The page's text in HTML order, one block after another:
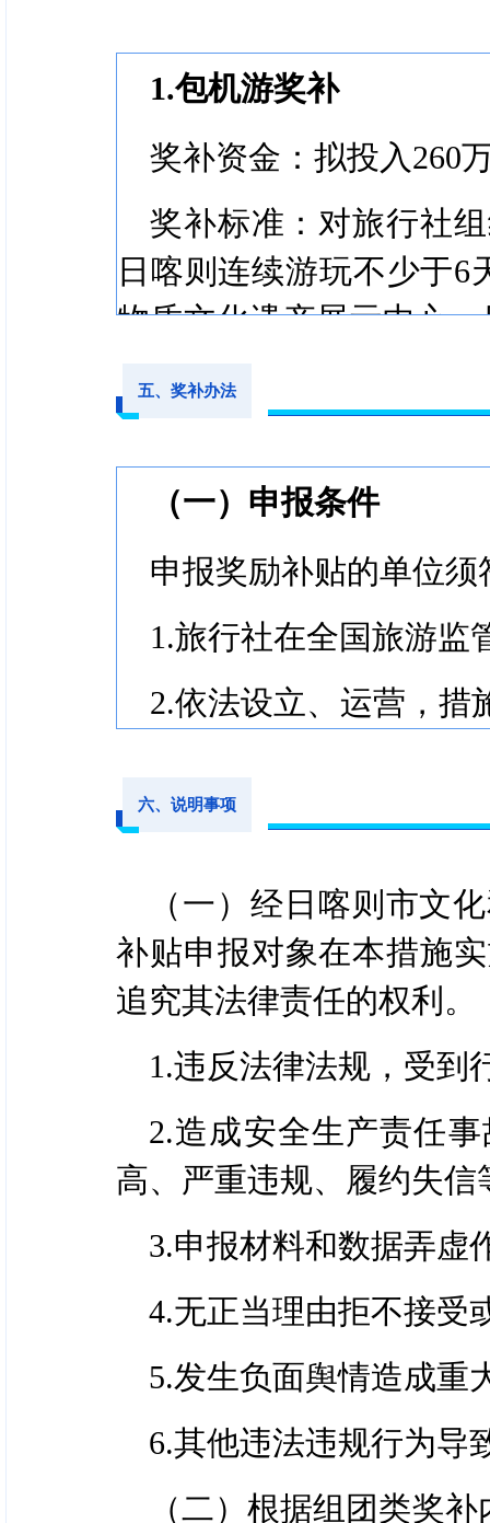
600元。
1.包机游奖补
奖补资金：拟投入260
奖补标准：对旅行社
日喀则连续游玩不少于
物质文化遗产展示中心
旅行社组织70-79人（
旅行社组织80-89人（
旅行社组织90-99人（
旅行社组织100人（含
隆或者樟木口岸，在日
至3天2晚。
2.边境游奖补（珠峰文
奖补资金：拟投入80万
奖补标准：旅行社组
宿4晚（含）以上，游玩
主安排）：桑珠孜区 扎
文创园区—G318拉孜县
珠穆朗玛峰景区—定结
康马县朗东片区—江孜
每人每晚200元标准予以
3.线路游奖补
五、奖补办法
（一）申报条件
申报奖励补贴的单位
1.旅行社在全国旅游监
2.依法设立、运营，措
（二）申报程序
1.提出申请
由旅行社、自驾游组
2.材料审核
日喀则市文化和旅游
完整性、真实性、合规
游局进行终审。日喀则
3.社会公示
终审结果提交相关会
站、政务新媒体等平台
4.拨付资金
日喀则市文化和旅游
六、说明事项
（一）经日喀则市文
补贴申报对象在本措施
追究其法律责任的权利。
1.违反法律法规，受到
2.造成安全生产责任
高、严重违规、履约失信
3.申报材料和数据弄虚
4.无正当理由拒不接受
5.发生负面舆情造成重
6.其他违法违规行为导
（二）根据组团类奖